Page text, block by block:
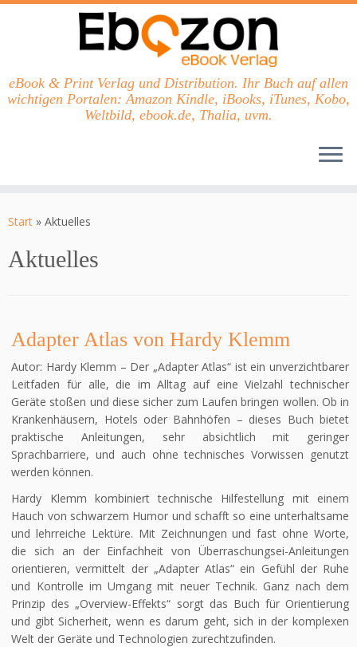
Inhalt
eBook & Print Verlag und Distribution. Ihr Buch auf allen
wichtigen Portalen: Amazon Kindle, iBooks, iTunes, Kobo,
Weltbild, ebook.de, Thalia, uvm.
Start » Aktuelles
Aktuelles
Adapter Atlas von Hardy Klemm
Autor: Hardy Klemm – Der „Adapter Atlas“ ist ein unverzichtbarer
Leitfaden für alle, die im Alltag auf eine Vielzahl technischer
Geräte stoßen und diese sicher zum Laufen bringen wollen. Ob in
Krankenhäusern, Hotels oder Bahnhöfen – dieses Buch bietet
praktische Anleitungen, sehr absichtlich mit geringer
Sprachbarriere, und auch ohne technisches Vorwissen genutzt
werden können.
Hardy Klemm kombiniert technische Hilfestellung mit einem
Hauch von schwarzem Humor und schafft so eine unterhaltsame
und lehrreiche Lektüre. Mit Zeichnungen und fast ohne Worte,
die sich an der Einfachheit von Überraschungsei-Anleitungen
orientieren, vermittelt der „Adapter Atlas“ ein Gefühl der Ruhe
und Kontrolle im Umgang mit neuer Technik. Ganz nach dem
Prinzip des „Overview-Effekts“ sorgt das Buch für Orientierung
und gibt Sicherheit, wenn es darum geht, sich in der komplexen
Welt der Geräte und Technologien zurechtzufinden.